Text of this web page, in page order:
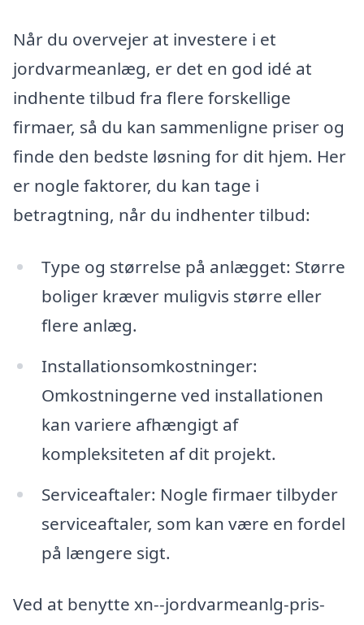
Når du overvejer at investere i et
jordvarmeanlæg, er det en god idé at
indhente tilbud fra flere forskellige
firmaer, så du kan sammenligne priser og
finde den bedste løsning for dit hjem. Her
er nogle faktorer, du kan tage i
betragtning, når du indhenter tilbud:
Type og størrelse på anlægget: Større
boliger kræver muligvis større eller
flere anlæg.
Installationsomkostninger:
Omkostningerne ved installationen
kan variere afhængigt af
kompleksiteten af dit projekt.
Serviceaftaler: Nogle firmaer tilbyder
serviceaftaler, som kan være en fordel
på længere sigt.
Ved at benytte xn--jordvarmeanlg-pris-